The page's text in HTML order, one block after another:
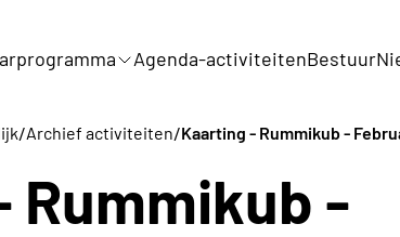
Agenda-activiteitenBestuur
/Archief activiteiten/Kaarting - Rummikub -
Rummikub -